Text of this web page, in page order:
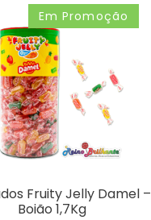
Em Promoção
Fruity Jelly Damel –
Boião 1,7Kg